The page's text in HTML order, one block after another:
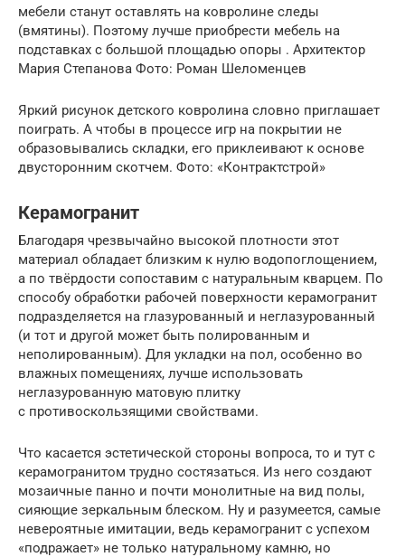
мебели станут оставлять на ковролине следы
(вмятины). Поэтому лучше приобрести мебель на
подставках с большой площадью опоры . Архитектор
Мария Степанова Фото: Роман Шеломенцев
Яркий рисунок детского ковролина словно приглашает
поиграть. А чтобы в процессе игр на покрытии не
образовывались складки, его приклеивают к основе
двусторонним скотчем. Фото: «Контрактстрой»
Керамогранит
Благодаря чрезвычайно высокой плотности этот
материал обладает близким к нулю водопоглощением,
а по твёрдости сопоставим с натуральным кварцем. По
способу обработки рабочей поверхности керамогранит
подразделяется на глазурованный и неглазурованный
(и тот и другой может быть полированным и
неполированным). Для укладки на пол, особенно во
влажных помещениях, лучше использовать
неглазурованную матовую плитку
с противоскользящими свойствами.
Что касается эстетической стороны вопроса, то и тут с
керамогранитом трудно состязаться. Из него создают
мозаичные панно и почти монолитные на вид полы,
сияющие зеркальным блеском. Ну и разумеется, самые
невероятные имитации, ведь керамогранит с успехом
«подражает» не только натуральному камню, но